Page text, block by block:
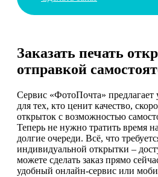
Заказать печать
отправкой
Сервис «ФотоПочта» предлагает
для тех, кто ценит качество,
открыток с возможностью
Теперь не нужно тратить время
долгие очереди. Всё, что
индивидуальной открытки –
можете сделать заказ прямо
удобный онлайн-сервис или